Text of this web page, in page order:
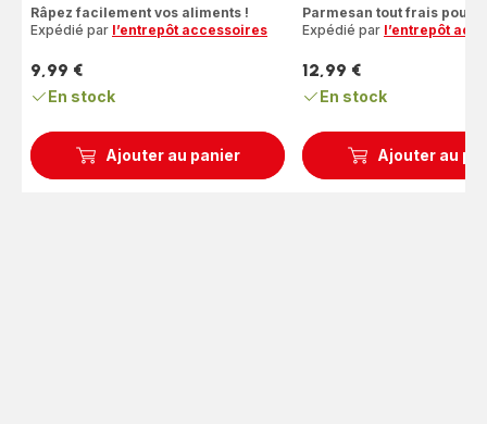
Ajouter au panier
Râpez facilement vos aliments !
Expédié par l’entrepôt accessoires
Prix
9,99 €
En stock
Ajouter au
Parmesan tout frais pour
Expédié par l’entrepôt
Prix
12,99 €
En stock